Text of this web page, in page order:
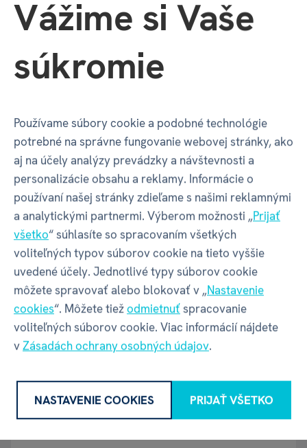
Šírka balenia 140 mm
Hĺbka balenia
Váha balenia 38 g
GPSR - Výrobca
Název ALBI s.r.o.
Adresa
Oravská ulica 8557/22 | Žilina |
01001 | Slovensko
Vážime si Vaše
súkromie
Používame súbory cookie a podobné technológie
potrebné na správne fungovanie webovej stránky, ako
aj na účely analýzy prevádzky a návštevnosti a
personalizácie obsahu a reklamy. Informácie o
používaní našej stránky zdieľame s našimi reklamnými
a analytickými partnermi. Výberom možnosti „Prijať
všetko“ súhlasíte so spracovaním všetkých
voliteľných typov súborov cookie na tieto vyššie
uvedené účely. Jednotlivé typy súborov cookie
môžete spravovať alebo blokovať v „Nastavenie
cookies“. Môžete tiežodmietnuťspracovanie
voliteľných súborov cookie. Viac informácií nájdete
vZásadách ochrany osobných údajov.
NASTAVENIE COOKIES PRIJAŤ VŠETKO